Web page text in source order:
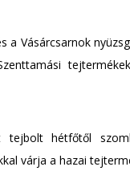
a Vásárcsarnok
tejbolt hétfőtől
várja a hazai